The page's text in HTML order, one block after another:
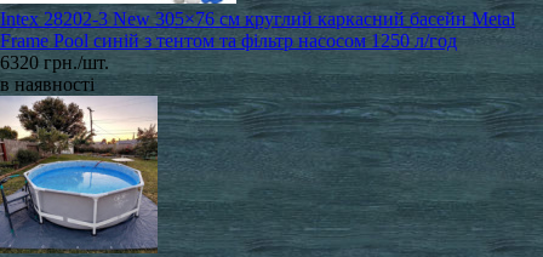
Intex 28202-3 New 305×76 см круглий каркасний басейн Metal
Frame Pool синій з тентом та фільтр насосом 1250 л/год
6320 грн./шт.
в наявності